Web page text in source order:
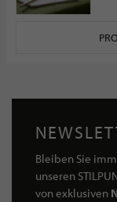
Bleiben Sie
unseren
von exklusiven